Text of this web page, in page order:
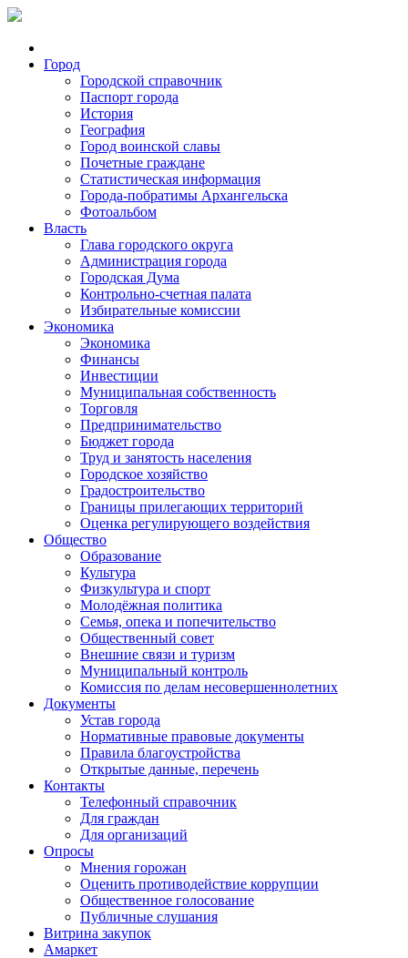
Город
Городской справочник
Паспорт города
История
География
Город воинской славы
Почетные граждане
Статистическая информация
Города-побратимы Архангельска
Фотоальбом
Власть
Глава городского округа
Администрация города
Городская Дума
Контрольно-счетная палата
Избирательные комиссии
Экономика
Экономика
Финансы
Инвестиции
Муниципальная собственность
Торговля
Предпринимательство
Бюджет города
Труд и занятость населения
Городское хозяйство
Градостроительство
Границы прилегающих территорий
Оценка регулирующего воздействия
Общество
Образование
Культура
Физкультура и спорт
Молодёжная политика
Семья, опека и попечительство
Общественный совет
Внешние связи и туризм
Муниципальный контроль
Комиссия по делам несовершеннолетних
Документы
Устав города
Нормативные правовые документы
Правила благоустройства
Открытые данные, перечень
Контакты
Телефонный справочник
Для граждан
Для организаций
Опросы
Мнения горожан
Оценить противодействие коррупции
Общественное голосование
Публичные слушания
Витрина закупок
Амаркет